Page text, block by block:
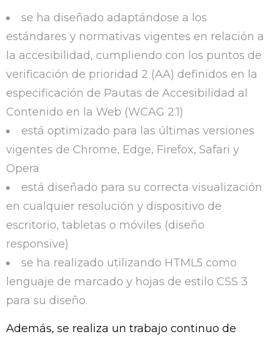
se ha diseñado adaptándose a los
estándares y normativas vigentes en relación a
la accesibilidad, cumpliendo con los puntos de
verificación de prioridad 2 (AA) definidos en la
especificación de Pautas de Accesibilidad al
Contenido en la Web (WCAG 2.1)
está optimizado para las últimas versiones
vigentes de Chrome, Edge, Firefox, Safari y
Opera
está diseñado para su correcta visualización
en cualquier resolución y dispositivo de
escritorio, tabletas o móviles (diseño
responsive)
se ha realizado utilizando HTML5 como
lenguaje de marcado y hojas de estilo CSS 3
para su diseño.
Además, se realiza un trabajo continuo de